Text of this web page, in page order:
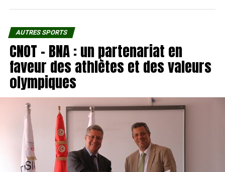
AUTRES SPORTS
CNOT – BNA : un partenariat en
faveur des athlètes et des valeurs
olympiques